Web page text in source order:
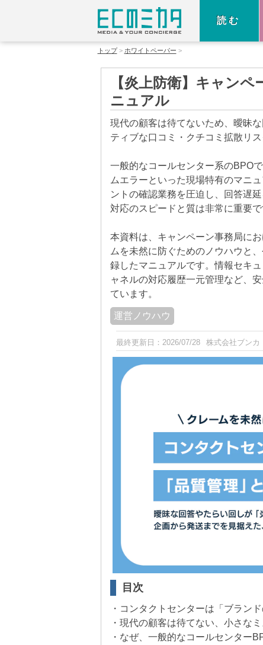
読む
トップ ホワイトペーパー
【炎上防衛】キャン
ニュアル
現代の顧客は待てないため、曖昧
ティブな口コミ・クチコミ拡散リス
一般的なコールセンター系のBPO
ムエラーといった現場特有のマニ
ントの確認業務を圧迫し、回答遅
対応のスピードと質は非常に重要で
本資料は、キャンペーン事務局に
ムを未然に防ぐためのノウハウと
録したマニュアルです。情報セキ
ャネルの対応履歴一元管理など、
ています。
運営ノウハウ
最終更新日： 2026/07/28 株式会社ブンカ
目次
・コンタクトセンターは「ブラン
・現代の顧客は待てない、小さな
・なぜ、一般的なコールセンター